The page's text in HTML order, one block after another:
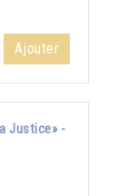
Ajouter
Justice» -